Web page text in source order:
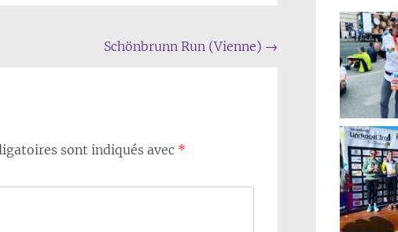
Schönbrunn Run (Vienne) →
sont indiqués avec *